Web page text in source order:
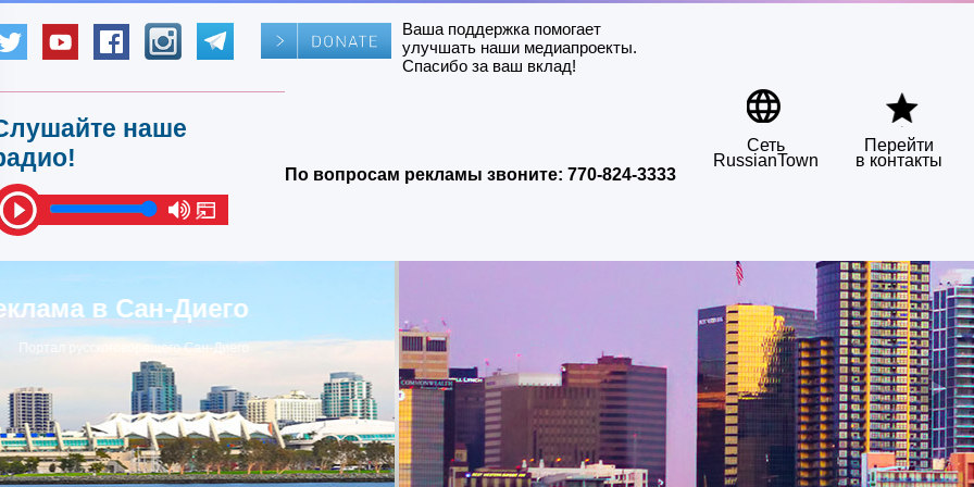
Ваша поддержка помогает
улучшать наши медиапроекты.
Спасибо за ваш вклад!
наше
По вопросам рекламы звоните: 770-824-3333
Сеть
RussianTown
Перейти
в контакты
Русская реклама в Сан-Диего
Портал русскоговорящего Сан-Диего
▶